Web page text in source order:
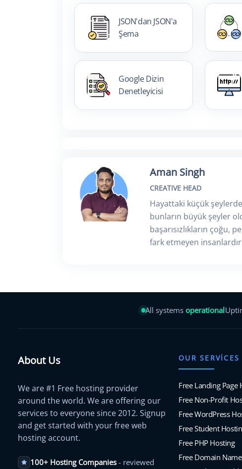
JSON'dan JSON'a
Şema
Google Dizin
Denetleyicisi
Aman Singh
CREATIVE HEAD
Hayattaki küçük
bunların büyük şeyler
başarısızlıkların çoğu,
fark etmeyen
All systemsoperational
About Us
We are #1 Free hosting provider
around the world. We are offering our
services to everyone since 2012. Signup
and get started with your free web
hosting account.
100+ Hosting Companies- reviewed
OUR SERVICES
Free Landing Page
Free Non-Profit
Free WordPress
Free Student
Free PHP Hosting
Free Domain Name